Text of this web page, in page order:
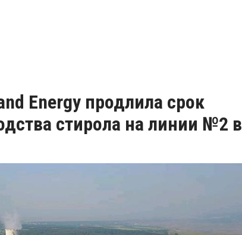
Energy продлила срок
стирола на линии №2 в